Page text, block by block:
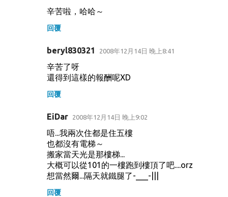
辛苦啦，哈哈～
回覆
beryl830321 2008年12月14日 晚上8:41
辛苦了呀
還得到這樣的報酬呢XD
回覆
EiDar 2008年12月14日 晚上9:02
唔...我兩次住都是住五樓
也都沒有電梯～
搬家當天光是那樓梯...
大概可以從101的一樓跑到樓頂了吧....orz
想當然爾...隔天就鐵腿了-___-|||
回覆